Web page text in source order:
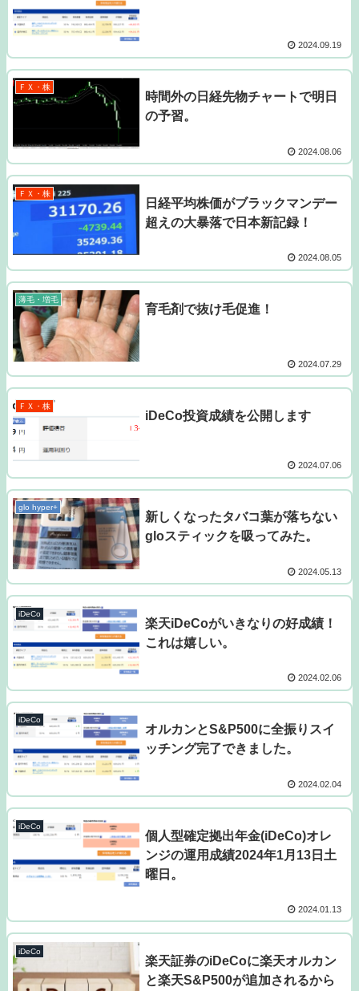
2024.09.19
ＦＸ・株
時間外の日経先物チャートで明日
の予習。
2024.08.06
ＦＸ・株
日経平均株価がブラックマンデー
超えの大暴落で日本新記録！
2024.08.05
薄毛・増毛
育毛剤で抜け毛促進！
2024.07.29
ＦＸ・株
iDeCo投資成績を公開します
2024.07.06
glo hyper+
新しくなったタバコ葉が落ちない
gloスティックを吸ってみた。
2024.05.13
iDeCo
楽天iDeCoがいきなりの好成績！
これは嬉しい。
2024.02.06
iDeCo
オルカンとS&P500に全振りスイ
ッチング完了できました。
2024.02.04
iDeCo
個人型確定拠出年金(iDeCo)オレ
ンジの運用成績2024年1月13日土
曜日。
2024.01.13
iDeCo
楽天証券のiDeCoに楽天オルカン
と楽天S&P500が追加されるから